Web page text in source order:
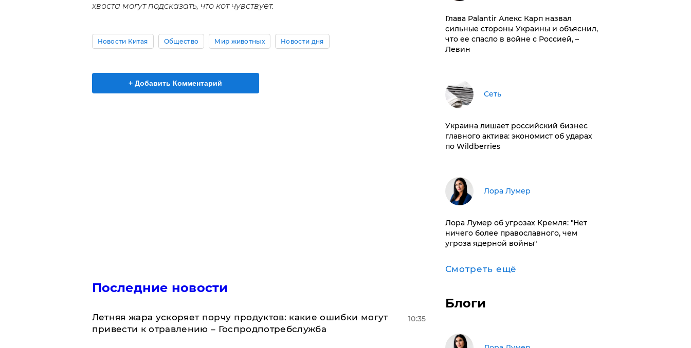
хвоста могут подсказать, что кот чувствует.
Новости Китая Общество Мир животных Новости дня
+ Добавить Комментарий
Последние новости
Летняя жара ускоряет порчу продуктов: какие ошибки могут
привести к отравлению – Госпродпотребслужба
10:35
Глава Palantir Алекс Карп назвал
сильные стороны Украины и объяснил,
что ее спасло в войне с Россией, –
Левин
Сеть
​Украина лишает российский бизнес
главного актива: экономист об ударах
по Wildberries
​Лора Лумер
Лора Лумер об угрозах Кремля: "Нет
ничего более православного, чем
угроза ядерной войны"
Смотреть ещё
Блоги